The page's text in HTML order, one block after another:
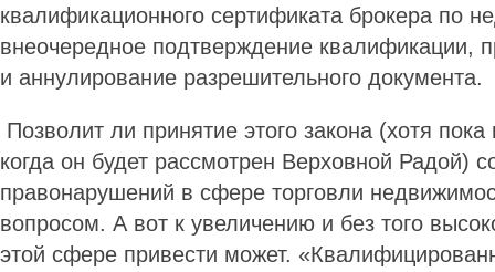
квалификационного сертификата брокера по
внеочередное подтверждение квалификации,
и аннулирование разрешительного документа.
Позволит ли принятие этого закона (хотя
когда он будет рассмотрен Верховной Радой)
правонарушений в сфере торговли
вопросом. А вот к увеличению и без того
этой сфере привести может.